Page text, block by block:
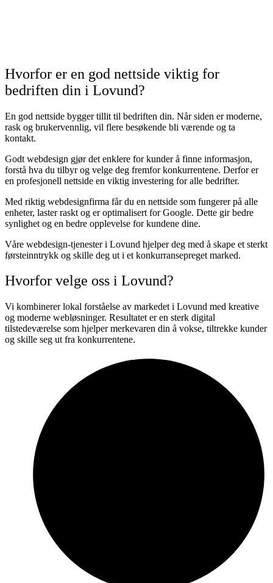
Hvorfor er en god nettside viktig for
bedriften din i Lovund?
En god nettside bygger tillit til bedriften din. Når siden er moderne,
rask og brukervennlig, vil flere besøkende bli værende og ta
kontakt.
Godt webdesign gjør det enklere for kunder å finne informasjon,
forstå hva du tilbyr og velge deg fremfor konkurrentene. Derfor er
en profesjonell nettside en viktig investering for alle bedrifter.
Med riktig webdesignfirma får du en nettside som fungerer på alle
enheter, laster raskt og er optimalisert for Google. Dette gir bedre
synlighet og en bedre opplevelse for kundene dine.
Våre webdesign-tjenester i Lovund hjelper deg med å skape et sterkt
førsteinntrykk og skille deg ut i et konkurransepreget marked.
Hvorfor velge oss i Lovund?
Vi kombinerer lokal forståelse av markedet i Lovund med kreative
og moderne webløsninger. Resultatet er en sterk digital
tilstedeværelse som hjelper merkevaren din å vokse, tiltrekke kunder
og skille seg ut fra konkurrentene.